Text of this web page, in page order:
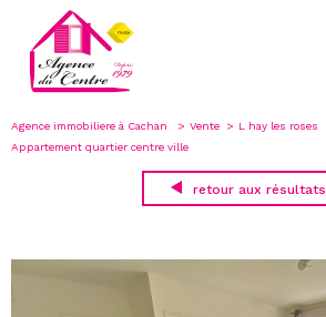
Agence immobiliere à Cachan Vente L hay les roses
Appartement quartier centre ville
retour aux résultats